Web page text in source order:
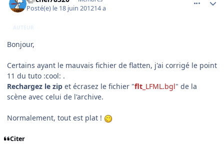
Posté(e) le 18 juin 201214 a
AUTEUR
Bonjour,
Certains ayant le mauvais fichier de flatten, j'ai corrigé le point
11 du tuto :cool: .
Rechargez le zip et écrasez le fichier "flt _LFML.bgl" de la
scène avec celui de l'archive.
Normalement, tout est plat !
Citer